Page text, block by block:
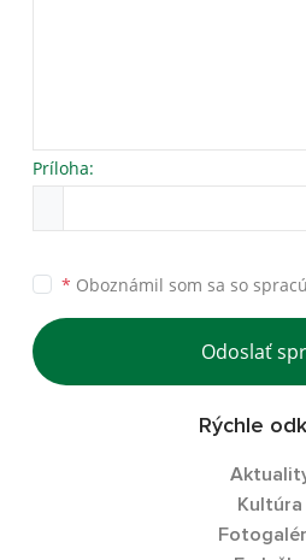
Príloha:
* Oboznámil som sa so
Odoslať
Rýchle
Kultúra